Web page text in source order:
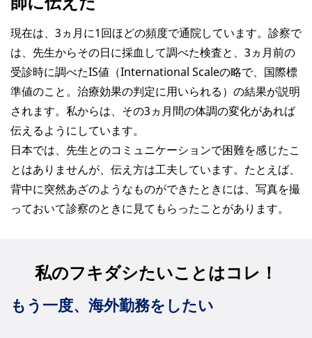
現在は、3ヵ月に1回ほどの頻度で通院しています。診察で
は、先生からその日に採血して調べた検査と、3ヵ月前の
受診時に調べたIS値（International Scaleの略で、国際標
準値のこと。治療効果の判定に用いられる）の結果が説明
されます。私からは、その3ヵ月間の体調の変化があれば
伝えるようにしています。
日本では、先生とのコミュニケーションで困難を感じたこ
とはありませんが、伝え方は工夫しています。たとえば、
背中に突然あざのようなものができたときには、写真を撮
っておいて診察のときに見てもらったことがあります。
私のフキダシたいことはコレ！
もう一度、海外勤務をしたい